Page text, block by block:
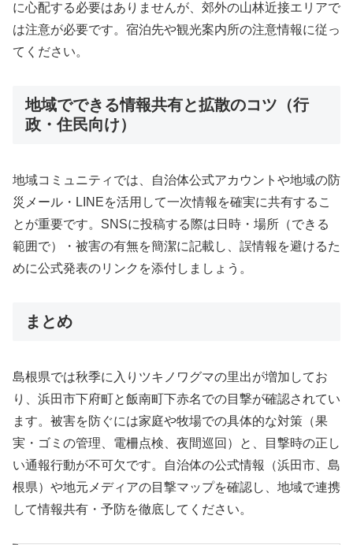
に心配する必要はありませんが、郊外の山林近接エリアで
は注意が必要です。宿泊先や観光案内所の注意情報に従っ
てください。
地域でできる情報共有と拡散のコツ（行
政・住民向け）
地域コミュニティでは、自治体公式アカウントや地域の防
災メール・LINEを活用して一次情報を確実に共有するこ
とが重要です。SNSに投稿する際は日時・場所（できる
範囲で）・被害の有無を簡潔に記載し、誤情報を避けるた
めに公式発表のリンクを添付しましょう。
まとめ
島根県では秋季に入りツキノワグマの里出が増加してお
り、浜田市下府町と飯南町下赤名での目撃が確認されてい
ます。被害を防ぐには家庭や牧場での具体的な対策（果
実・ゴミの管理、電柵点検、夜間巡回）と、目撃時の正し
い通報行動が不可欠です。自治体の公式情報（浜田市、島
根県）や地元メディアの目撃マップを確認し、地域で連携
して情報共有・予防を徹底してください。